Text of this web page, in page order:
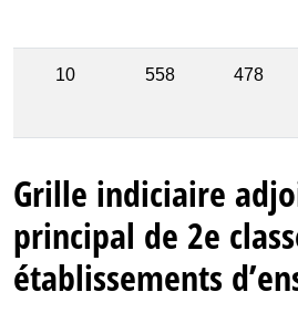
10 558 478
Grille indiciaire
principal de 2e
établissements